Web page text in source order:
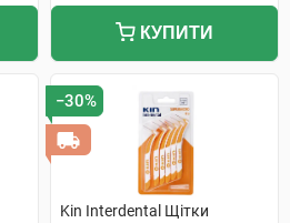
КУПИТИ
−30%
Kin Interdental Щітки